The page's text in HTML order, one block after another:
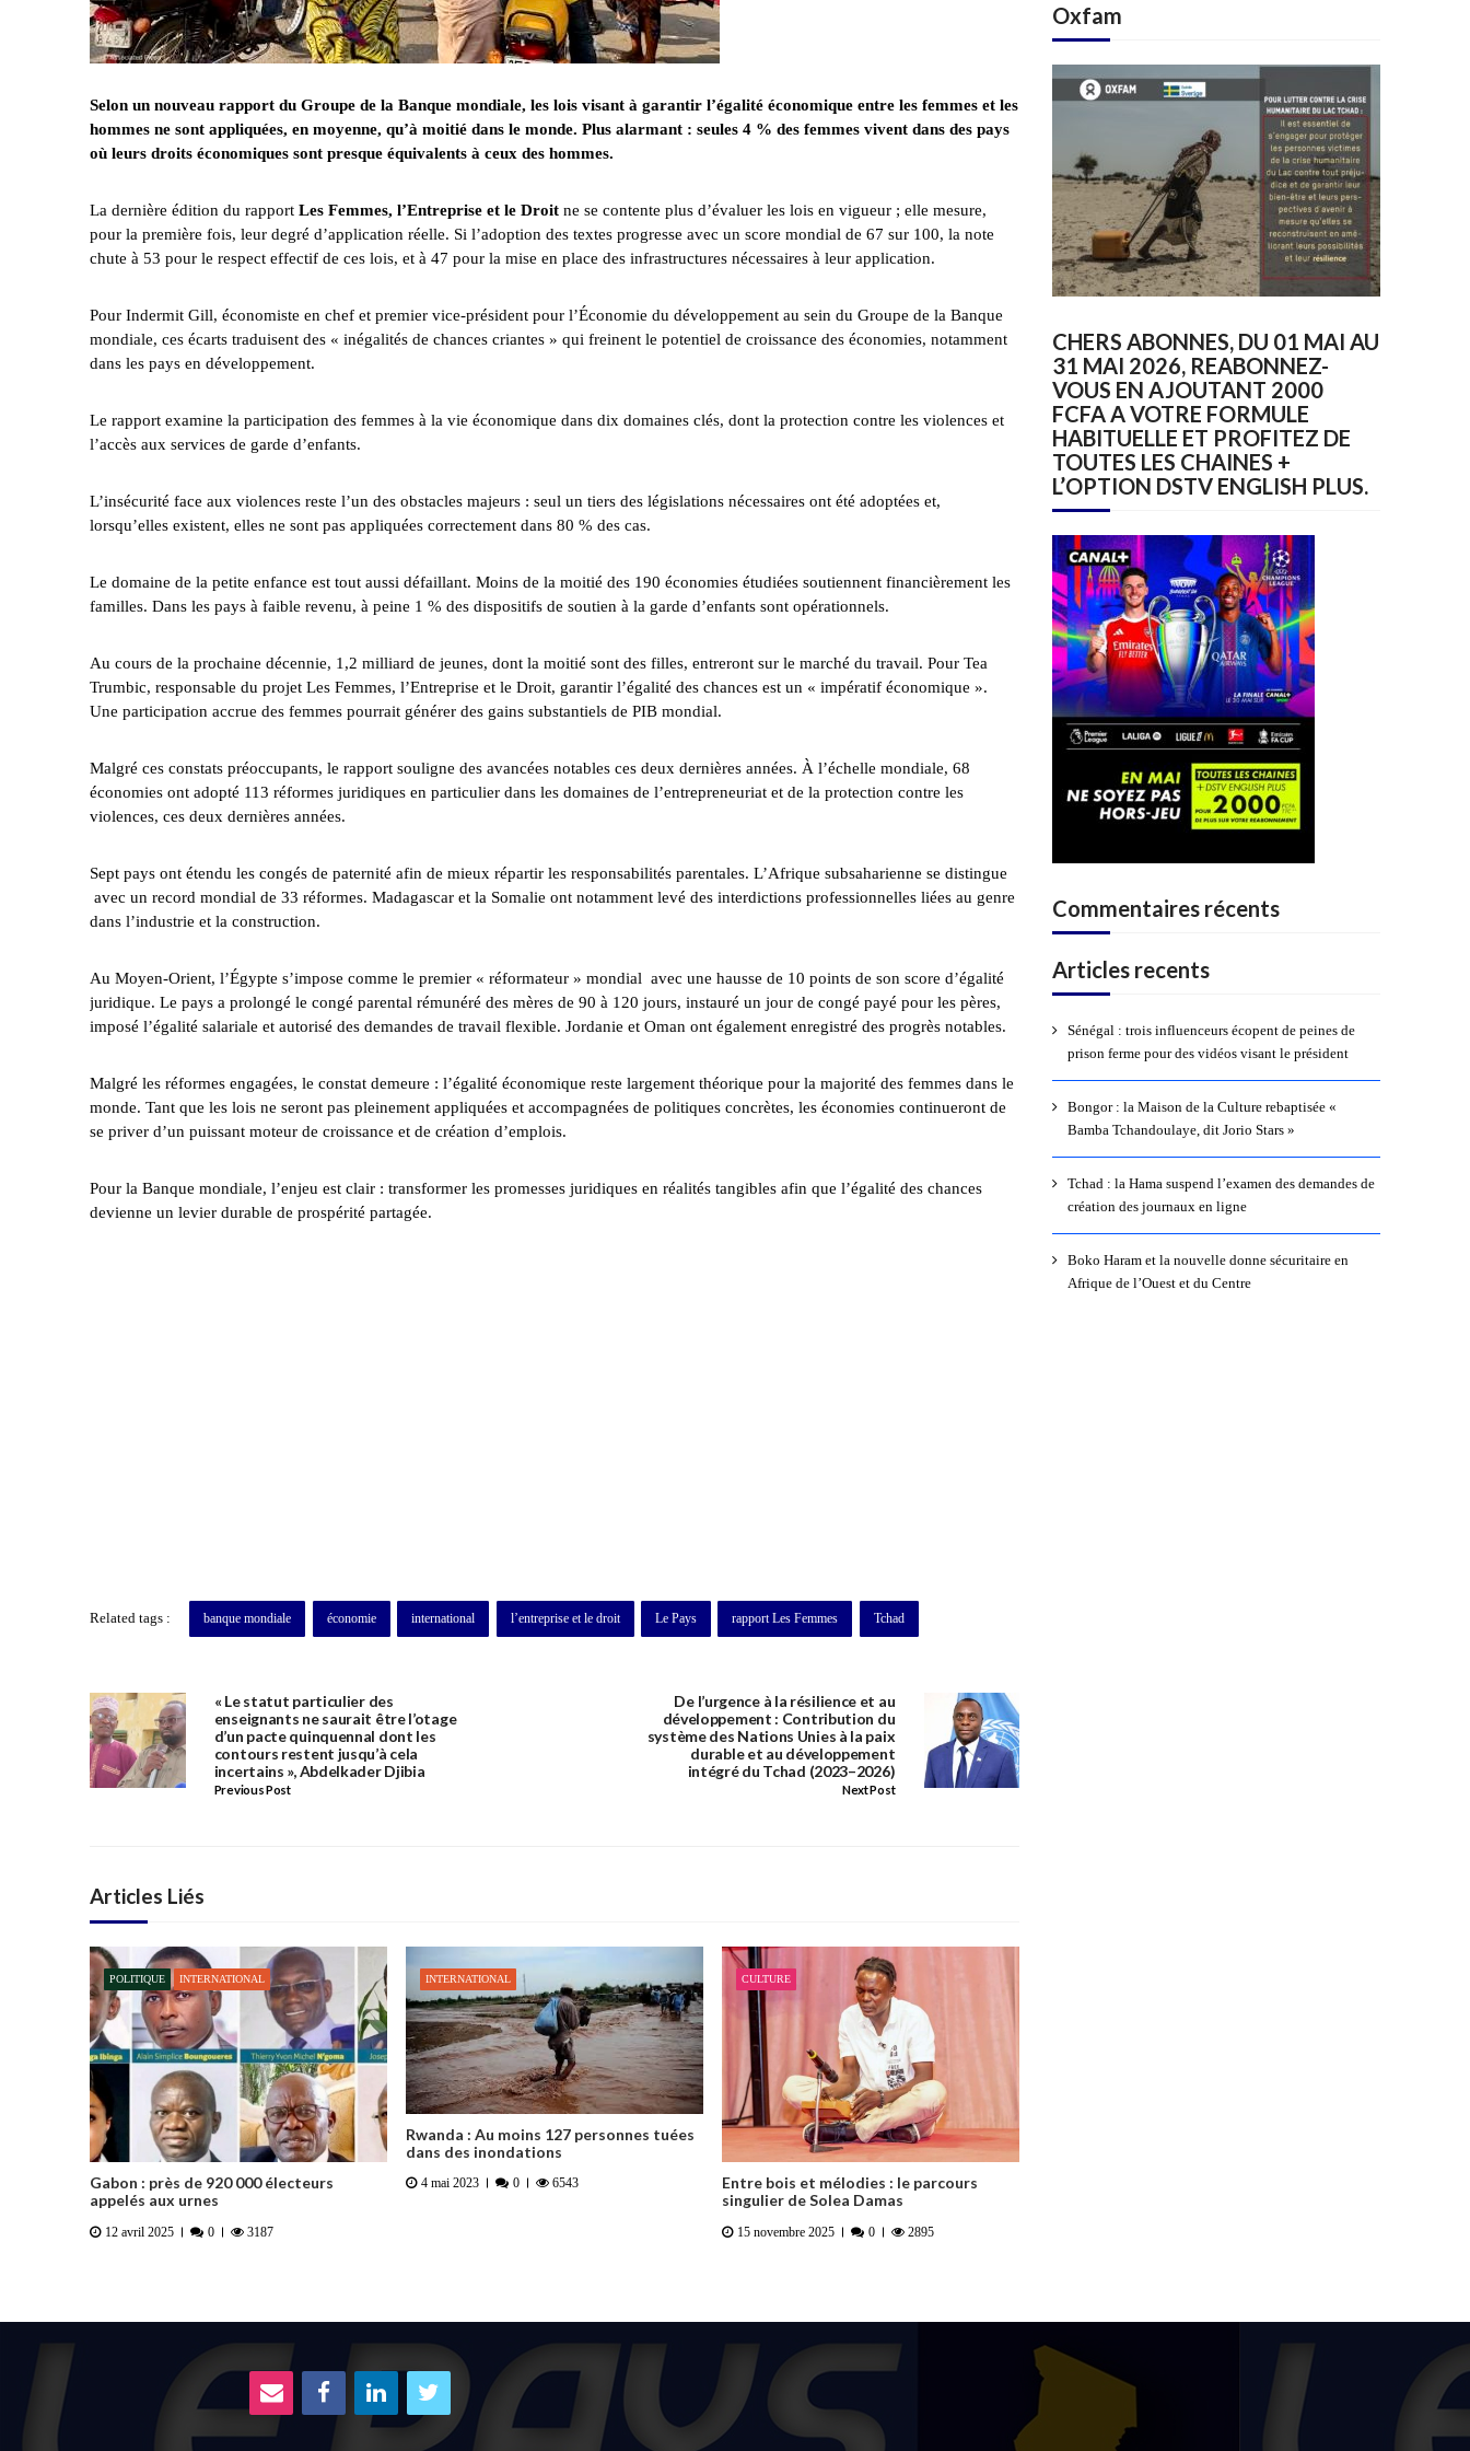
Selon un nouveau rapport du Groupe de la Banque mondiale, les lois visant à garantir l’égalité économique entre les femmes et les
hommes ne sont appliquées, en moyenne, qu’à moitié dans le monde. Plus alarmant : seules 4 % des femmes vivent dans des pays
où leurs droits économiques sont presque équivalents à ceux des hommes.
La dernière édition du rapport Les Femmes, l’Entreprise et le Droit ne se contente plus d’évaluer les lois en vigueur ; elle mesure,
pour la première fois, leur degré d’application réelle. Si l’adoption des textes progresse avec un score mondial de 67 sur 100, la note
chute à 53 pour le respect effectif de ces lois, et à 47 pour la mise en place des infrastructures nécessaires à leur application.
Pour Indermit Gill, économiste en chef et premier vice-président pour l’Économie du développement au sein du Groupe de la Banque
mondiale, ces écarts traduisent des « inégalités de chances criantes » qui freinent le potentiel de croissance des économies, notamment
dans les pays en développement.
Le rapport examine la participation des femmes à la vie économique dans dix domaines clés, dont la protection contre les violences et
l’accès aux services de garde d’enfants.
L’insécurité face aux violences reste l’un des obstacles majeurs : seul un tiers des législations nécessaires ont été adoptées et,
lorsqu’elles existent, elles ne sont pas appliquées correctement dans 80 % des cas.
Le domaine de la petite enfance est tout aussi défaillant. Moins de la moitié des 190 économies étudiées soutiennent financièrement les
familles. Dans les pays à faible revenu, à peine 1 % des dispositifs de soutien à la garde d’enfants sont opérationnels.
Au cours de la prochaine décennie, 1,2 milliard de jeunes, dont la moitié sont des filles, entreront sur le marché du travail. Pour Tea
Trumbic, responsable du projet Les Femmes, l’Entreprise et le Droit, garantir l’égalité des chances est un « impératif économique ».
Une participation accrue des femmes pourrait générer des gains substantiels de PIB mondial.
Malgré ces constats préoccupants, le rapport souligne des avancées notables ces deux dernières années. À l’échelle mondiale, 68
économies ont adopté 113 réformes juridiques en particulier dans les domaines de l’entrepreneuriat et de la protection contre les
violences, ces deux dernières années.
Sept pays ont étendu les congés de paternité afin de mieux répartir les responsabilités parentales. L’Afrique subsaharienne se distingue
avec un record mondial de 33 réformes. Madagascar et la Somalie ont notamment levé des interdictions professionnelles liées au genre
dans l’industrie et la construction.
Au Moyen-Orient, l’Égypte s’impose comme le premier « réformateur » mondial avec une hausse de 10 points de son score d’égalité
juridique. Le pays a prolongé le congé parental rémunéré des mères de 90 à 120 jours, instauré un jour de congé payé pour les pères,
imposé l’égalité salariale et autorisé des demandes de travail flexible. Jordanie et Oman ont également enregistré des progrès notables.
Malgré les réformes engagées, le constat demeure : l’égalité économique reste largement théorique pour la majorité des femmes dans le
monde. Tant que les lois ne seront pas pleinement appliquées et accompagnées de politiques concrètes, les économies continueront de
se priver d’un puissant moteur de croissance et de création d’emplois.
Pour la Banque mondiale, l’enjeu est clair : transformer les promesses juridiques en réalités tangibles afin que l’égalité des chances
devienne un levier durable de prospérité partagée.
Related tags : banque mondiale économie international l’entreprise et le droit Le Pays rapport Les Femmes Tchad
« Le statut particulier des
enseignants ne saurait être l’otage
d’un pacte quinquennal dont les
contours restent jusqu’à cela
incertains », Abdelkader Djibia
Previous Post
De l’urgence à la résilience et au
développement : Contribution du
système des Nations Unies à la paix
durable et au développement
intégré du Tchad (2023–2026)
Next Post
Articles Liés
POLITIQUE INTERNATIONAL
Gabon : près de 920 000 électeurs
appelés aux urnes
12 avril 2025 0 3187
INTERNATIONAL
Rwanda : Au moins 127 personnes tuées
dans des inondations
4 mai 2023 0 6543
CULTURE
Entre bois et mélodies : le parcours
singulier de Solea Damas
15 novembre 2025 0 2895
Oxfam
CHERS ABONNES, DU 01 MAI AU
31 MAI 2026, REABONNEZ-
VOUS EN AJOUTANT 2000
FCFA A VOTRE FORMULE
HABITUELLE ET PROFITEZ DE
TOUTES LES CHAINES +
L’OPTION DSTV ENGLISH PLUS.
Commentaires récents
Articles recents
Sénégal : trois influenceurs écopent de peines de
prison ferme pour des vidéos visant le président
Bongor : la Maison de la Culture rebaptisée «
Bamba Tchandoulaye, dit Jorio Stars »
Tchad : la Hama suspend l’examen des demandes de
création des journaux en ligne
Boko Haram et la nouvelle donne sécuritaire en
Afrique de l’Ouest et du Centre